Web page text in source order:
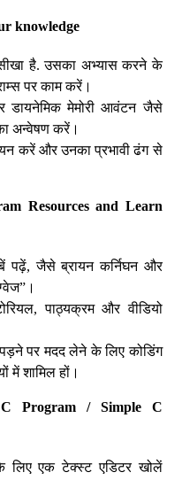
knowledge
है. उसका अभ्यास करने के
पर काम करें।
डायनेमिक मेमोरी आवंटन जैसे
अन्वेषण करें।
करें और उनका प्रभावी ढंग से
Resources and Learn
पढ़ें, जैसे ब्रायन कर्निघन और
पाठ्यक्रम और वीडियो
पर मदद लेने के लिए कोडिंग
में शामिल हों।
Program / Simple C
लिए एक टेक्स्ट एडिटर खोलें